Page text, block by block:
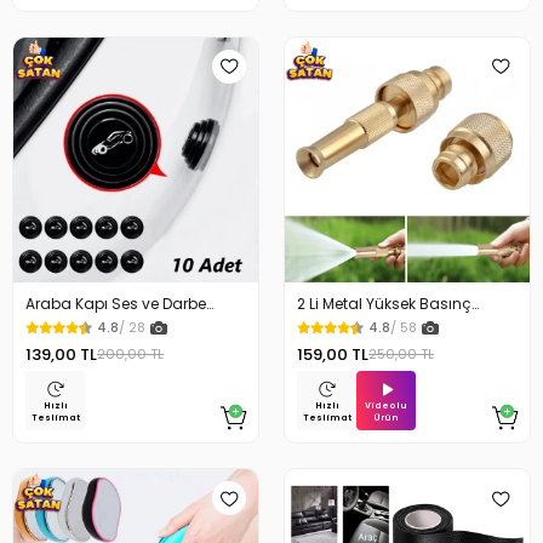
Araba Kapı Ses ve Darbe
Emici Pad 10 Adet
4.8/ 28
139,00 TL200,00 TL
Hızlı
Teslimat
2 Li Metal Yüksek Basınç
Yağmurlamalı Hortum Ucu
4.8/ 58
159,00 TL250,00 TL
Hızlı
Teslimat
Videolu
Ürün